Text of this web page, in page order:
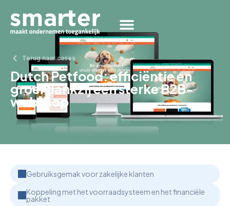
Terug naar cases
Dutch Petfood: efficiëntie en
groei dankzij een sterke B2B-
webshop
Gebruiksgemak voor zakelijke klanten
Koppeling met het voorraadsysteem en het financiële
pakket